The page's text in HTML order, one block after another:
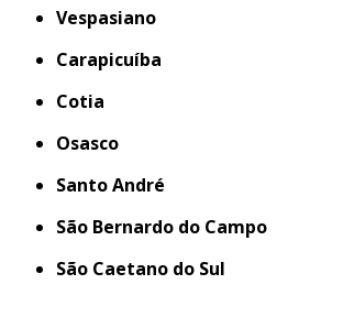
Vespasiano
Carapicuíba
Cotia
Osasco
Santo André
São Bernardo do Campo
São Caetano do Sul